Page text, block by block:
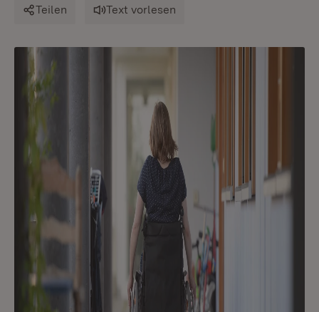
Teilen Text vorlesen